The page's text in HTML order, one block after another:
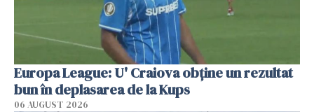
Europa League: U' Craiova obține un rezultat
bun în deplasarea de la Kups
06 AUGUST 2026